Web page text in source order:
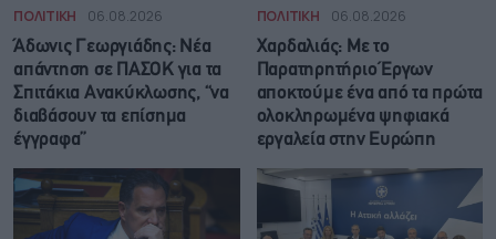
ΠΟΛΙΤΙΚΗ 06.08.2026
Άδωνις Γεωργιάδης: Νέα
απάντηση σε ΠΑΣΟΚ για τα
Σπιτάκια Ανακύκλωσης, “να
διαβάσουν τα επίσημα
έγγραφα”
ΠΟΛΙΤΙΚΗ 06.08.2026
Χαρδαλιάς: Με το
Παρατηρητήριο Έργων
αποκτούμε ένα από τα πρώτα
ολοκληρωμένα ψηφιακά
εργαλεία στην Ευρώπη